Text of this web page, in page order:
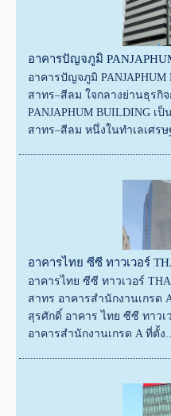
อาคารปัญจภูมิ
อาคารปัญจภูมิ
สาทร–สีลม ใจกลางย่านธุรกิ
PANJAPHUM BUILDING
สาทร–สีลม หนึ่งในทำเลเศรษฐ
อาคารไทย ซีซี ทาวเวอร์
อาคารไทย ซีซี ทาวเวอร์
สาทร อาคารสำนักงานเกรด
สุรศักดิ์ อาคาร ไทย ซีซี ทาวเ
อาคารสำนักงานเกรด A ที่ตั้ง...